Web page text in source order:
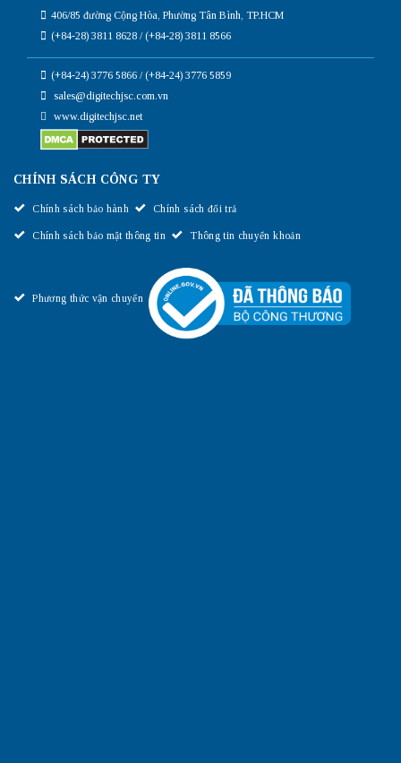
406/85 đường Cộng Hòa, Phường Tân Bình, TP.HCM
(+84-28) 3811 8628 / (+84-28) 3811 8566
(+84-24) 3776 5866 / (+84-24) 3776 5859
sales@digitechjsc.com.vn
www.digitechjsc.net
CHÍNH SÁCH CÔNG TY
Chính sách bảo hành Chính sách đổi trả
Chính sách bảo mật thông tin Thông tin chuyển khoản
Phương thức vận chuyển